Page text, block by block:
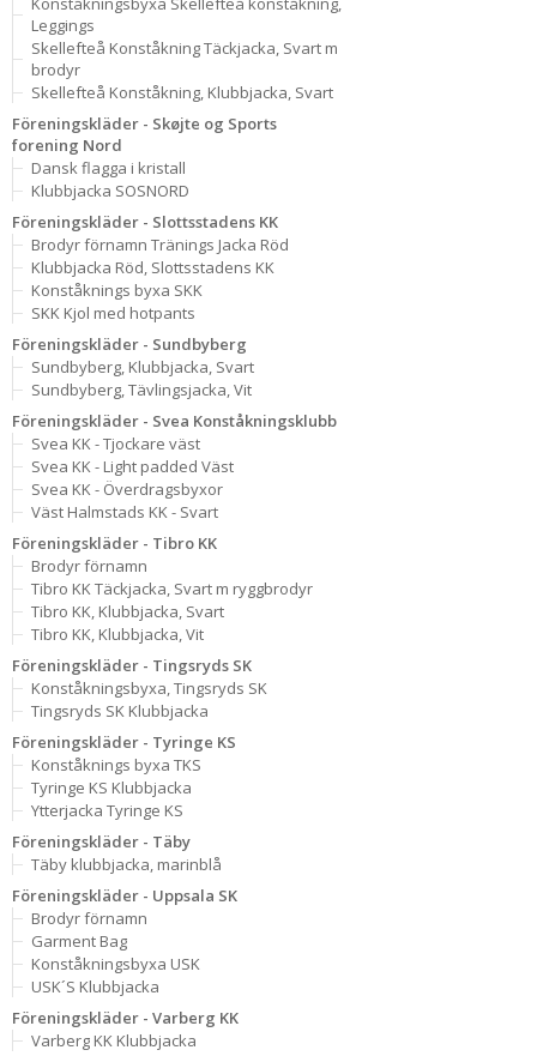
Leggings
Skellefteå Konståkning Täckjacka, Svart m
brodyr
Skellefteå Konståkning, Klubbjacka, Svart
Föreningskläder - Skøjte og Sports
forening Nord
Dansk flagga i kristall
Klubbjacka SOSNORD
Föreningskläder - Slottsstadens KK
Brodyr förnamn Tränings Jacka Röd
Klubbjacka Röd, Slottsstadens KK
Konståknings byxa SKK
SKK Kjol med hotpants
Föreningskläder - Sundbyberg
Sundbyberg, Klubbjacka, Svart
Sundbyberg, Tävlingsjacka, Vit
Föreningskläder - Svea Konståkningsklubb
Svea KK - Tjockare väst
Svea KK - Light padded Väst
Svea KK - Överdragsbyxor
Väst Halmstads KK - Svart
Föreningskläder - Tibro KK
Brodyr förnamn
Tibro KK Täckjacka, Svart m ryggbrodyr
Tibro KK, Klubbjacka, Svart
Tibro KK, Klubbjacka, Vit
Föreningskläder - Tingsryds SK
Konståkningsbyxa, Tingsryds SK
Tingsryds SK Klubbjacka
Föreningskläder - Tyringe KS
Konståknings byxa TKS
Tyringe KS Klubbjacka
Ytterjacka Tyringe KS
Föreningskläder - Täby
Täby klubbjacka, marinblå
Föreningskläder - Uppsala SK
Brodyr förnamn
Garment Bag
Konståkningsbyxa USK
USK´S Klubbjacka
Föreningskläder - Varberg KK
Varberg KK Klubbjacka